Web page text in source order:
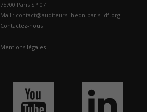
75700 Paris SP 07
Mail : contact@auditeurs-ihedn-paris-idf.org
Contactez-nous
Mentions légales